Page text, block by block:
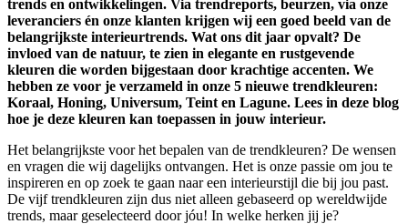
trends en ontwikkelingen. Via trendreports, beurzen, via onze
leveranciers én onze klanten krijgen wij een goed beeld van de
belangrijkste interieurtrends. Wat ons dit jaar opvalt? De
invloed van de natuur, te zien in elegante en rustgevende
kleuren die worden bijgestaan door krachtige accenten. We
hebben ze voor je verzameld in onze 5 nieuwe trendkleuren:
Koraal, Honing, Universum, Teint en Lagune. Lees in deze blog
hoe je deze kleuren kan toepassen in jouw interieur.
Het belangrijkste voor het bepalen van de trendkleuren? De wensen
en vragen die wij dagelijks ontvangen. Het is onze passie om jou te
inspireren en op zoek te gaan naar een interieurstijl die bij jou past.
De vijf trendkleuren zijn dus niet alleen gebaseerd op wereldwijde
trends, maar geselecteerd door jóu! In welke herken jij je?